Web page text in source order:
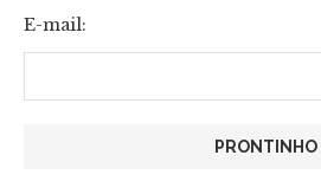
E-mail: